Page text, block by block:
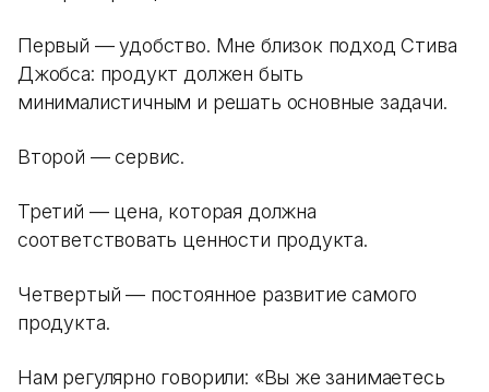
Первый — удобство. Мне близок подход Стива
Джобса: продукт должен быть
минималистичным и решать основные задачи.
Второй — сервис.
Третий — цена, которая должна
соответствовать ценности продукта.
Четвертый — постоянное развитие самого
продукта.
Нам регулярно говорили: «Вы же занимаетесь